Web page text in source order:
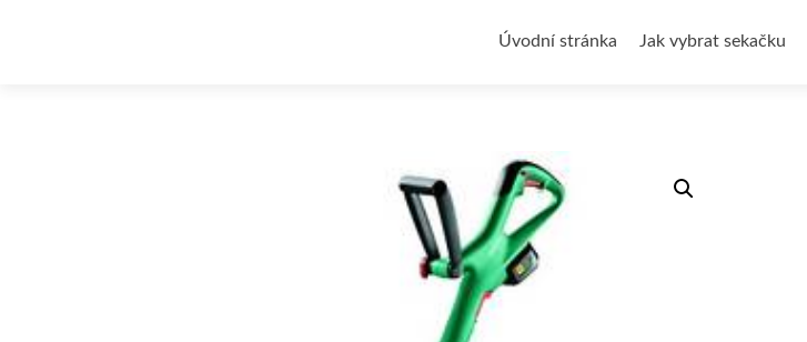
k
Úvodní stránka Jak vybrat sekačku